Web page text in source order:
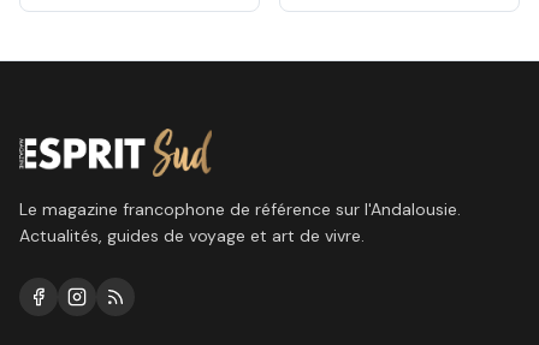
Le magazine francophone de référence sur l'Andalousie.
Actualités, guides de voyage et art de vivre.